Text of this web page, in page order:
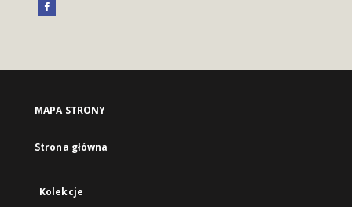
MAPA STRONY
Strona główna
Kolekcje